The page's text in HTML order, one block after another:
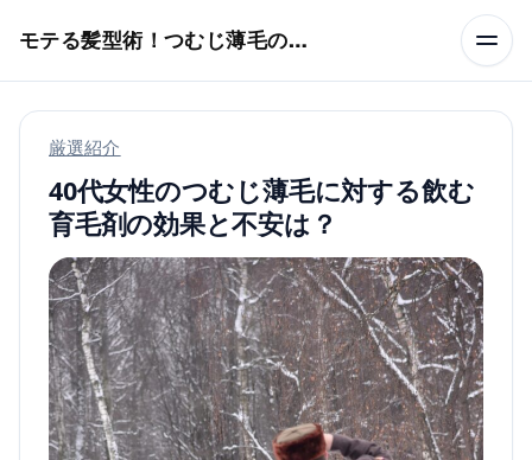
モテる髪型術！つむじ薄毛の隠し方
厳選紹介
40代女性のつむじ薄毛に対する飲む
育毛剤の効果と不安は？